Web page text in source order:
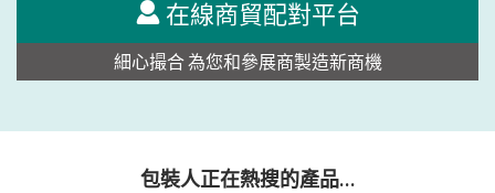
在線商貿配對平台
細心撮合 為您和參展商製造新商機
包裝人正在熱搜的產品…